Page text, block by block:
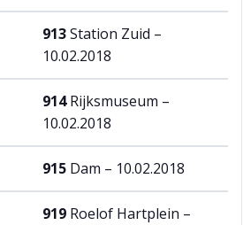
913Station Zuid –
10.02.2018
914Rijksmuseum –
10.02.2018
915 Dam – 10.02.2018
919 Roelof Hartplein –